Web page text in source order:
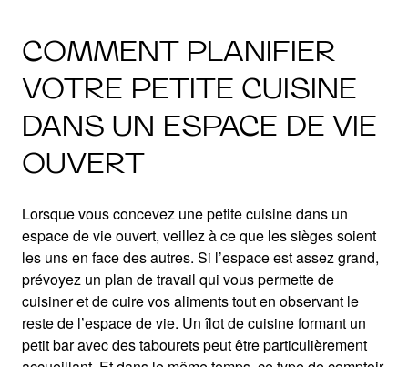
COMMENT PLANIFIER
VOTRE PETITE CUISINE
DANS UN ESPACE DE VIE
OUVERT
Lorsque vous concevez une petite cuisine dans un
espace de vie ouvert, veillez à ce que les sièges soient
les uns en face des autres. Si l’espace est assez grand,
prévoyez un plan de travail qui vous permette de
cuisiner et de cuire vos aliments tout en observant le
reste de l’espace de vie. Un îlot de cuisine formant un
petit bar avec des tabourets peut être particulièrement